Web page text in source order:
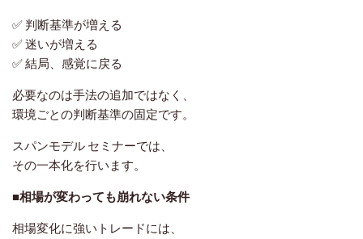
✅ 判断基準が増える
✅ 迷いが増える
✅ 結局、感覚に戻る
必要なのは手法の追加ではなく、
環境ごとの判断基準の固定です。
スパンモデル セミナーでは、
その一本化を行います。
■相場が変わっても崩れない条件
相場変化に強いトレードには、